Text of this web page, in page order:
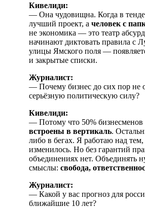
Кивелиди:
— Она чудовищна. Когда в
лучший проект, а человек с
не экономика — это театр
начинают диктовать правила с
улицы Ямского поля —
и закрытые списки.
Журналист:
— Почему бизнес до сих пор не
серьёзную политическую силу?
Кивелиди:
— Потому что 50% бизнесменов
встроены в вертикаль.
либо в бегах. Я работаю над
изменилось. Но без гарантий
объединениях нет. Объединять
смыслы: свобода,
Журналист:
— Какой у вас прогноз для
ближайшие 10 лет?